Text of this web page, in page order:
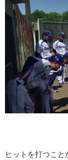
ヒットを打つこと